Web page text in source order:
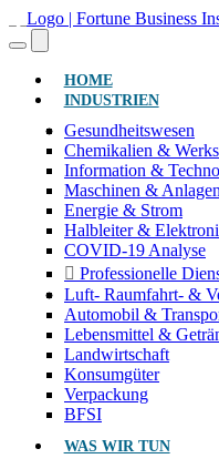
HOME(AKTUELL)
INDUSTRIEN
Gesundheitswesen
Chemikalien &
Information &
Maschinen & Anlagen
Energie & Strom
Halbleiter &
COVID-19 Analyse
Professionelle
Luft- Raumfahrt- &
Automobil &
Lebensmittel &
Landwirtschaft
Konsumgüter
Verpackung
BFSI
WAS WIR TUN